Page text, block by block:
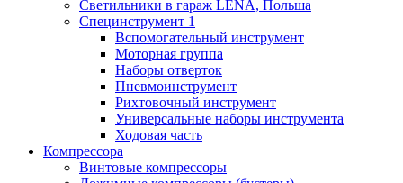
Светильники в гараж LENA, Польша
Специнструмент 1
Вспомогательный инструмент
Моторная группа
Наборы отверток
Пневмоинструмент
Рихтовочный инструмент
Универсальные наборы инструмента
Ходовая часть
Компрессора
Винтовые компрессоры